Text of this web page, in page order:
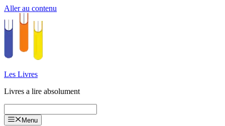
Aller au contenu
Les Livres
Livres a lire absolument
Menu